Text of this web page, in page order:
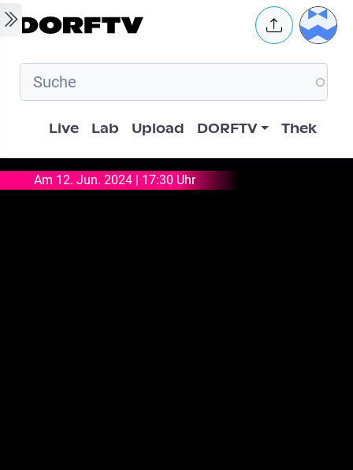
Skip to main content User
Hauptnavigation
Live Lab Upload DORFTV Thek
Am 12. Jun. 2024 | 17:30 Uhr